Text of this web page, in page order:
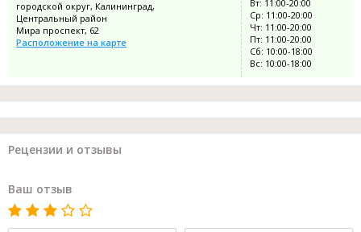
городской округ, Калининград,
Центральный район
Мира проспект, 62
Расположение на карте
Вт: 11:00-20:00
Ср: 11:00-20:00
Чт: 11:00-20:00
Пт: 11:00-20:00
Сб: 10:00-18:00
Вс: 10:00-18:00
Рецензии и отзывы
Ваш отзыв